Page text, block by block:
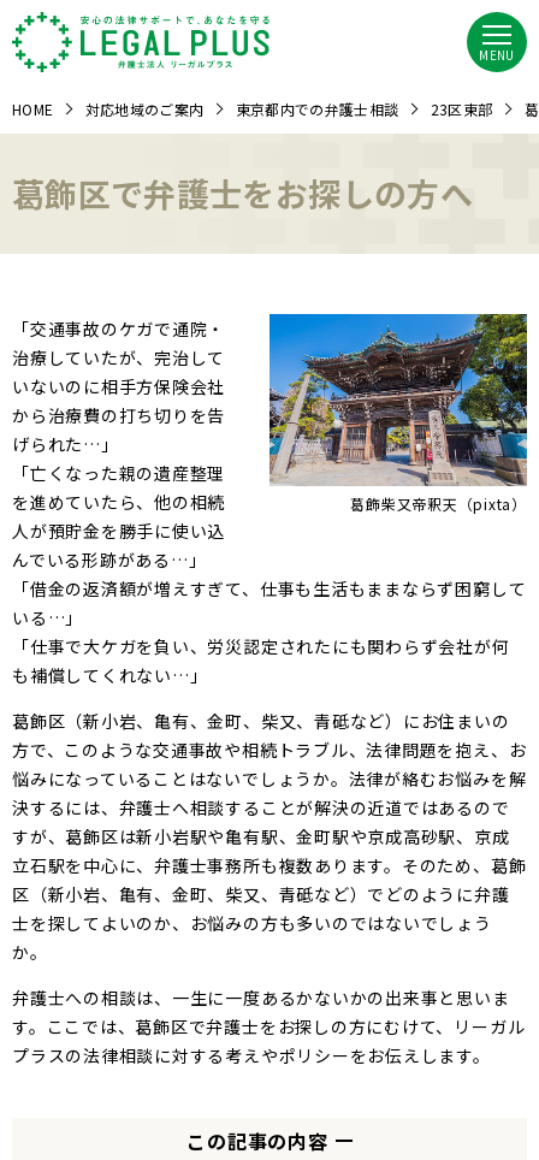
MENU
HOME 対応地域のご案内 東京都内での弁護士相談 23区東部
葛飾区で弁護士をお探しの方へ
葛飾柴又帝釈天（pixta）
「交通事故のケガで通院・
治療していたが、完治して
いないのに相手方保険会社
から治療費の打ち切りを告
げられた…」
「亡くなった親の遺産整理
を進めていたら、他の相続
人が預貯金を勝手に使い込
んでいる形跡がある…」
「借金の返済額が増えすぎて、仕事も生活もままならず困窮して
いる…」
「仕事で大ケガを負い、労災認定されたにも関わらず会社が何
も補償してくれない…」
葛飾区（新小岩、亀有、金町、柴又、青砥など）にお住まいの
方で、このような交通事故や相続トラブル、法律問題を抱え、お
悩みになっていることはないでしょうか。法律が絡むお悩みを解
決するには、弁護士へ相談することが解決の近道ではあるので
すが、葛飾区は新小岩駅や亀有駅、金町駅や京成高砂駅、京成
立石駅を中心に、弁護士事務所も複数あります。そのため、葛飾
区（新小岩、亀有、金町、柴又、青砥など）でどのように弁護
士を探してよいのか、お悩みの方も多いのではないでしょう
か。
弁護士への相談は、一生に一度あるかないかの出来事と思いま
す。ここでは、葛飾区で弁護士をお探しの方にむけて、リーガル
プラスの法律相談に対する考えやポリシーをお伝えします。
この記事の内容